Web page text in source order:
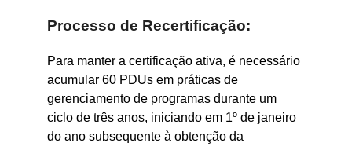
Processo de Recertificação:
Para manter a certificação ativa, é necessário
acumular 60 PDUs em práticas de
gerenciamento de programas durante um
ciclo de três anos, iniciando em 1º de janeiro
do ano subsequente à obtenção da